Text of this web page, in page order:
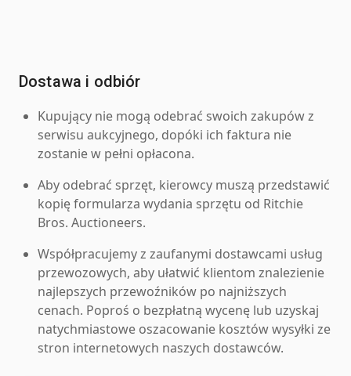
Dostawa i odbiór
Kupujący nie mogą odebrać swoich zakupów z
serwisu aukcyjnego, dopóki ich faktura nie
zostanie w pełni opłacona.
Aby odebrać sprzęt, kierowcy muszą przedstawić
kopię formularza wydania sprzętu od Ritchie
Bros. Auctioneers.
Współpracujemy z zaufanymi dostawcami usług
przewozowych, aby ułatwić klientom znalezienie
najlepszych przewoźników po najniższych
cenach. Poproś o bezpłatną wycenę lub uzyskaj
natychmiastowe oszacowanie kosztów wysyłki ze
stron internetowych naszych dostawców.